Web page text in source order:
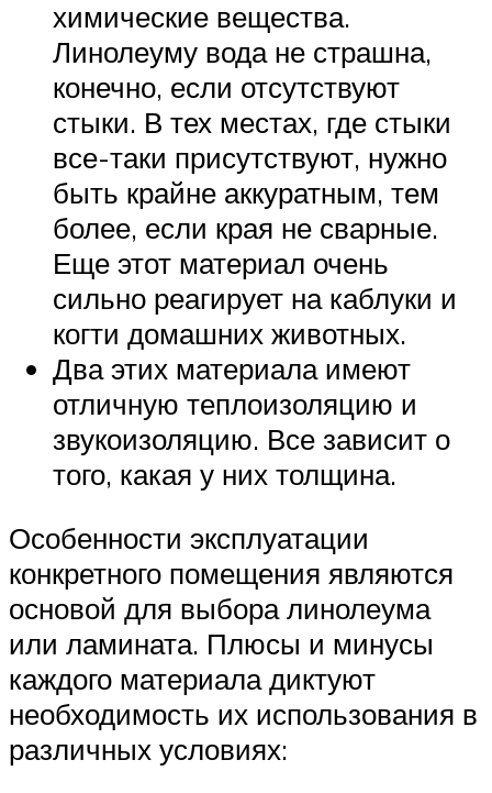
химические вещества.
Линолеуму вода не страшна,
конечно, если отсутствуют
стыки. В тех местах, где стыки
все-таки присутствуют, нужно
быть крайне аккуратным, тем
более, если края не сварные.
Еще этот материал очень
сильно реагирует на каблуки и
когти домашних животных.
Два этих материала имеют
отличную теплоизоляцию и
звукоизоляцию. Все зависит о
того, какая у них толщина.
Особенности эксплуатации
конкретного помещения являются
основой для выбора линолеума
или ламината. Плюсы и минусы
каждого материала диктуют
необходимость их использования в
различных условиях: